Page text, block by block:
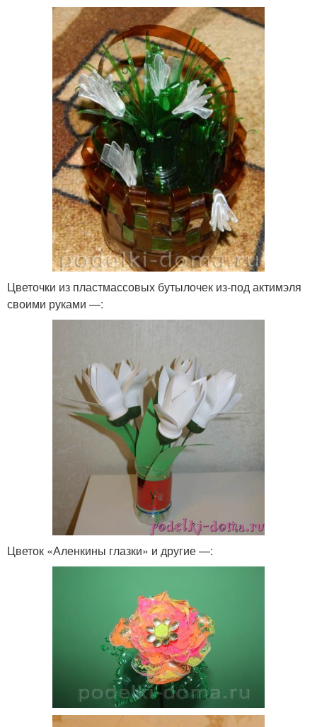
Цветочки из пластмассовых бутылочек из-под актимэля
своими руками —:
Цветок «Аленкины глазки» и другие —: